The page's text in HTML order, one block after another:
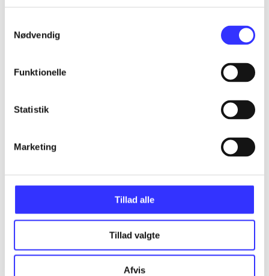
Nødvendig
Funktionelle
Statistik
Marketing
Tillad alle
Tillad valgte
Afvis
Minder om